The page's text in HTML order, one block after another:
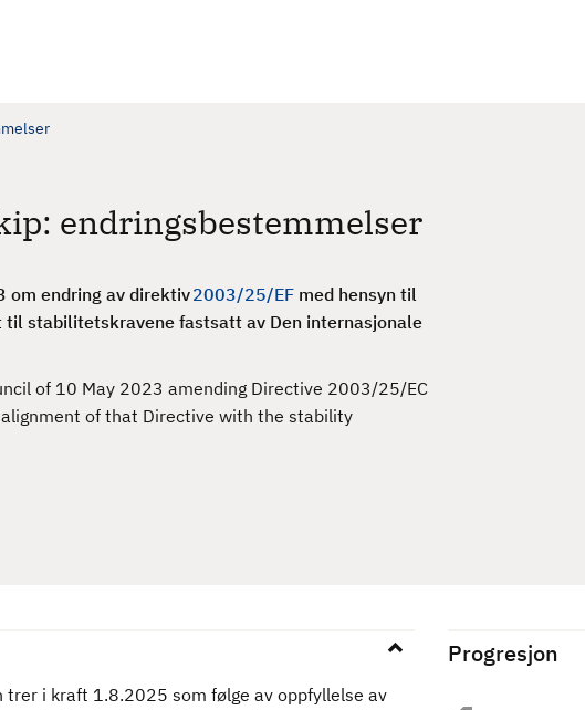
endringsbestemmelser
om endring av direktiv2003/25/EF med hensyn til
stabilitetskravene fastsatt av Den internasjonale
of 10 May 2023 amending Directive 2003/25/EC
of that Directive with the stability
trer i kraft 1.8.2025 som følge av oppfyllelse av
Progresjon